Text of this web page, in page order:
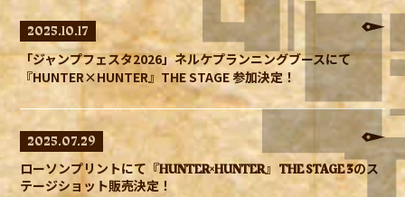
2025.10.17
「ジャンプフェスタ2026」ネルケプランニングブースにて
『HUNTER×HUNTER』THE STAGE 参加決定！
2025.07.29
ローソンプリントにて『HUNTER×HUNTER』 THE STAGE 3のス
テージショット販売決定！